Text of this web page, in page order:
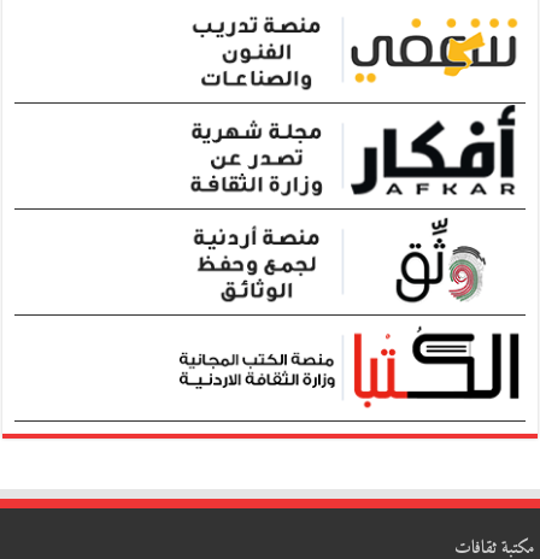
مكتبة ثقافات